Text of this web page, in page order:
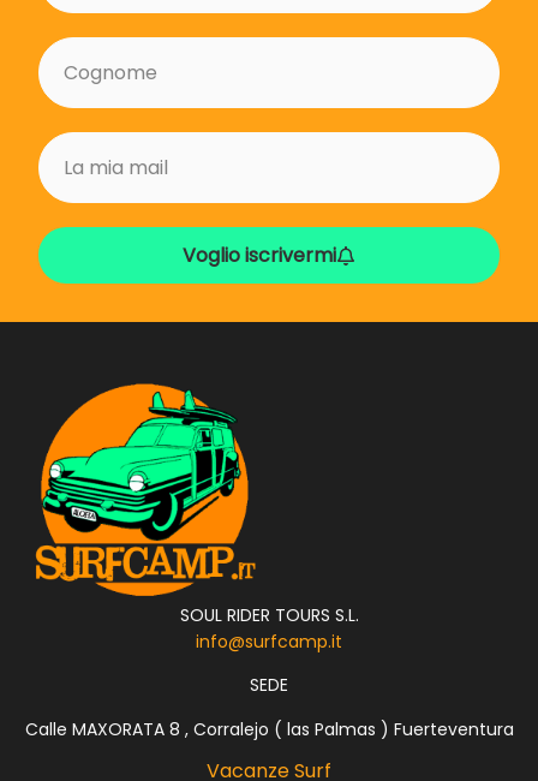
Voglio iscrivermi
SOUL RIDER TOURS S.L.
info@surfcamp.it
SEDE
Calle MAXORATA 8 , Corralejo ( las Palmas ) Fuerteventura
Vacanze Surf